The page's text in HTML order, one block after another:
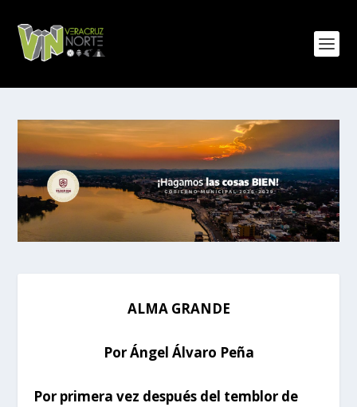
ALMA GRANDE
Por Ángel Álvaro Peña
Por primera vez después del temblor de